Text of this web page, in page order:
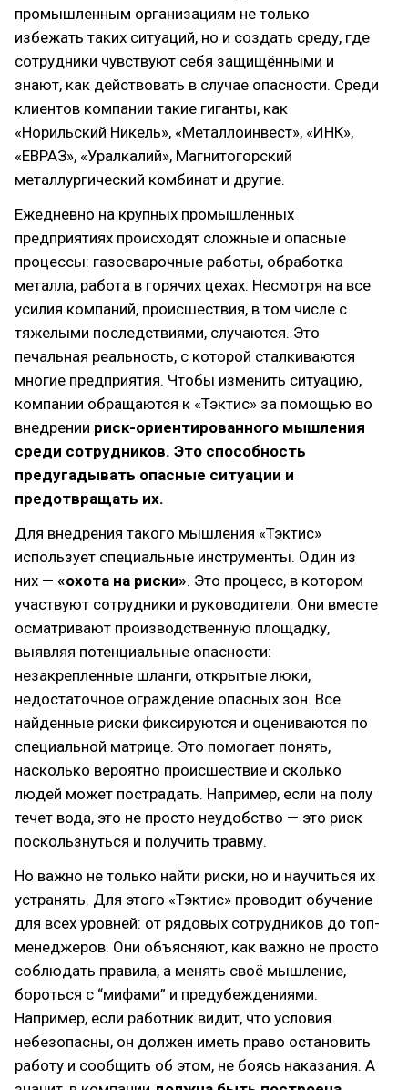
промышленным организациям не только
избежать таких ситуаций, но и создать среду, где
сотрудники чувствуют себя защищёнными и
знают, как действовать в случае опасности. Среди
клиентов компании такие гиганты, как
«Норильский Никель», «Металлоинвест», «ИНК»,
«ЕВРАЗ», «Уралкалий», Магнитогорский
металлургический комбинат и другие.
Ежедневно на крупных промышленных
предприятиях происходят сложные и опасные
процессы: газосварочные работы, обработка
металла, работа в горячих цехах. Несмотря на все
усилия компаний, происшествия, в том числе с
тяжелыми последствиями, случаются. Это
печальная реальность, с которой сталкиваются
многие предприятия. Чтобы изменить ситуацию,
компании обращаются к «Тэктис» за помощью во
внедрении риск-ориентированного мышления
среди сотрудников. Это способность
предугадывать опасные ситуации и
предотвращать их.
Для внедрения такого мышления «Тэктис»
использует специальные инструменты. Один из
них — «охота на риски». Это процесс, в котором
участвуют сотрудники и руководители. Они вместе
осматривают производственную площадку,
выявляя потенциальные опасности:
незакрепленные шланги, открытые люки,
недостаточное ограждение опасных зон. Все
найденные риски фиксируются и оцениваются по
специальной матрице. Это помогает понять,
насколько вероятно происшествие и сколько
людей может пострадать. Например, если на полу
течет вода, это не просто неудобство — это риск
поскользнуться и получить травму.
Но важно не только найти риски, но и научиться их
устранять. Для этого «Тэктис» проводит обучение
для всех уровней: от рядовых сотрудников до топ-
менеджеров. Они объясняют, как важно не просто
соблюдать правила, а менять своё мышление,
бороться с “мифами” и предубеждениями.
Например, если работник видит, что условия
небезопасны, он должен иметь право остановить
работу и сообщить об этом, не боясь наказания. А